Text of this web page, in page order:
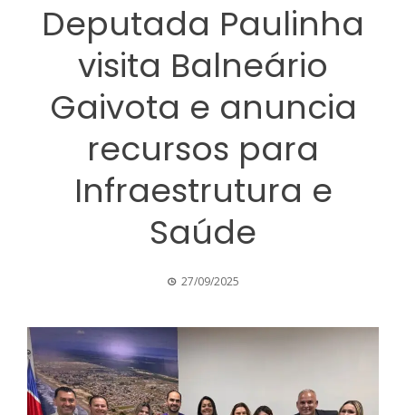
Deputada Paulinha
visita Balneário
Gaivota e anuncia
recursos para
Infraestrutura e
Saúde
27/09/2025